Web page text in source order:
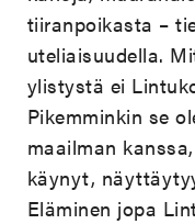
tiiranpoikasta –
uteliaisuudella.
ylistystä ei
Pikemminkin se
maailman
käynyt,
Eläminen jopa